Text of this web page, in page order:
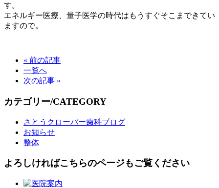
す。
エネルギー医療、量子医学の時代はもうすぐそこまできてい
ますので。
« 前の記事
一覧へ
次の記事 »
カテゴリー/CATEGORY
さとうクローバー歯科ブログ
お知らせ
整体
よろしければこちらのページもご覧ください